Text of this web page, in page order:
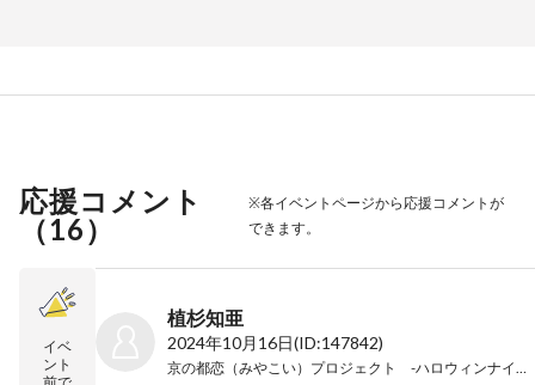
応援コメント
（16）
※各イベントページから応援コメントが
できます。
イベ
ント
植杉知亜
2024年10月16日(ID:147842)